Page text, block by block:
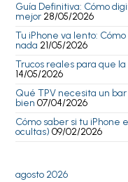
Guía Definitiva: Cómo
mejor 28/05/2026
Tu iPhone va lento:
nada 21/05/2026
Trucos reales para que
14/05/2026
Qué TPV necesita un
bien 07/04/2026
Cómo saber si tu iPhone
ocultas) 09/02/2026
agosto 2026